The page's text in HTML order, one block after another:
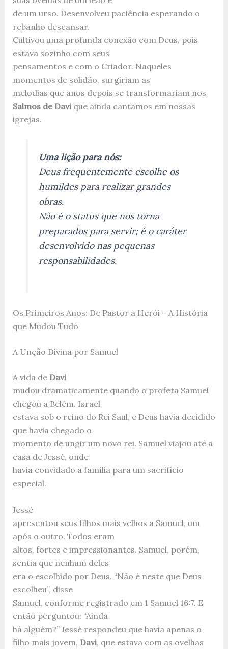
de um urso. Desenvolveu paciência esperando o
rebanho descansar.
Cultivou uma profunda conexão com Deus, pois
estava sozinho com seus
pensamentos e com o Criador. Naqueles
momentos de solidão, surgiriam as
melodias que anos depois se transformariam nos
Salmos de Davique ainda cantamos em nossas
igrejas.
Uma lição para nós:
Deus frequentemente escolhe os
humildes para realizar grandes
obras.
Não é o status que nos torna
preparados para servir; é o caráter
desenvolvido nas pequenas
responsabilidades.
Os Primeiros Anos: De Pastor a Herói – A História
que Mudou Tudo
A Unção Divina por Samuel
A vida de Davi
mudou dramaticamente quando o profeta Samuel
chegou a Belém. Israel
estava sob o reino do Rei Saul, e Deus havia decidido
que havia chegado o
momento de ungir um novo rei. Samuel viajou até a
casa de Jessé, onde
havia convidado a família para um sacrifício
especial.
Jessé
apresentou seus filhos mais velhos a Samuel, um
após o outro. Todos eram
altos, fortes e impressionantes. Samuel, porém,
sentia que nenhum deles
era o escolhido por Deus. “Não é neste que Deus
escolheu”, disse
Samuel, conforme registrado em 1 Samuel 16:7. E
então perguntou: “Ainda
há alguém?” Jessé respondeu que havia apenas o
filho mais jovem, Davi, que estava com as ovelhas